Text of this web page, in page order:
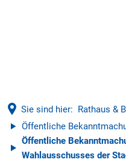
Sie sind hier: Rathaus &
Öffentliche
Öffentliche
Wahlausschusses der